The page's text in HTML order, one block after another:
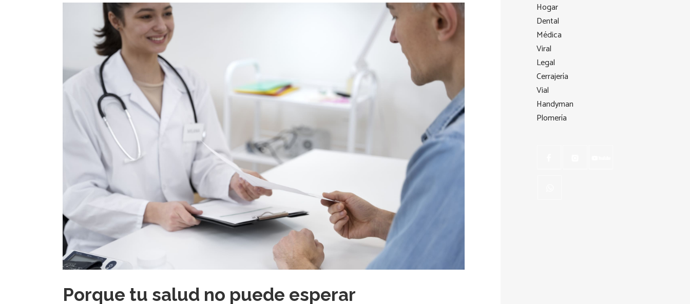
Porque tu salud no puede esperar
Hogar
Dental
Médica
Viral
Legal
Cerrajería
Vial
Handyman
Plomería